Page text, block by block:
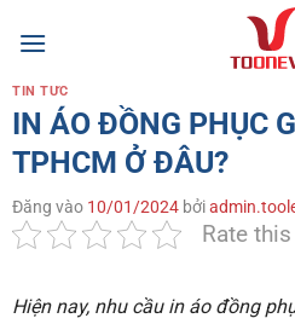
qua
TIN TỨC
IN ÁO ĐỒNG PHỤC
TPHCM Ở ĐÂU?
Đăng vào 10/01/2024 bởi
Rate
Hiện nay, nhu cầu in áo đồng